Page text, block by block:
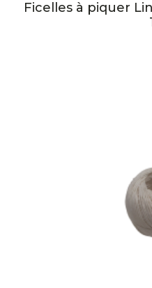
Ficelles à piquer